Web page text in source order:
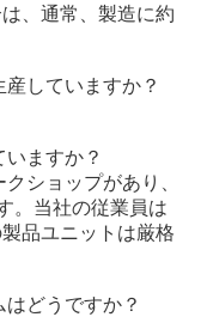
、通常、製造に約
していますか？
ますか？
ショップがあり、
。当社の従業員は
品ユニットは厳格
どうですか？